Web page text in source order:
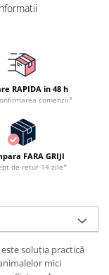
RAPIDA in 48 h
comenzii*
FARA GRIJI
de retur 14 zile*
soluția practică
mici